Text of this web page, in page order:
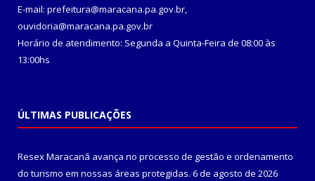
E-mail: prefeitura@maracana.pa.gov.br,
ouvidoria@maracana.pa.gov.br
Horário de atendimento: Segunda a Quinta-Feira de 08:00 às
13:00hs
ÚLTIMAS PUBLICAÇÕES
Resex Maracanã avança no processo de gestão e ordenamento
do turismo em nossas áreas protegidas. 6 de agosto de 2026